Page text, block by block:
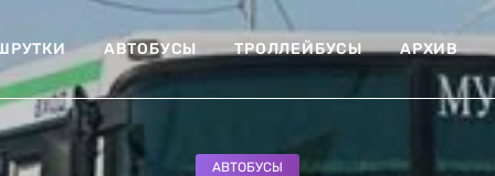
АВТОБУСЫ ТРОЛЛЕЙБУСЫ АРХИВ
АВТОБУСЫ